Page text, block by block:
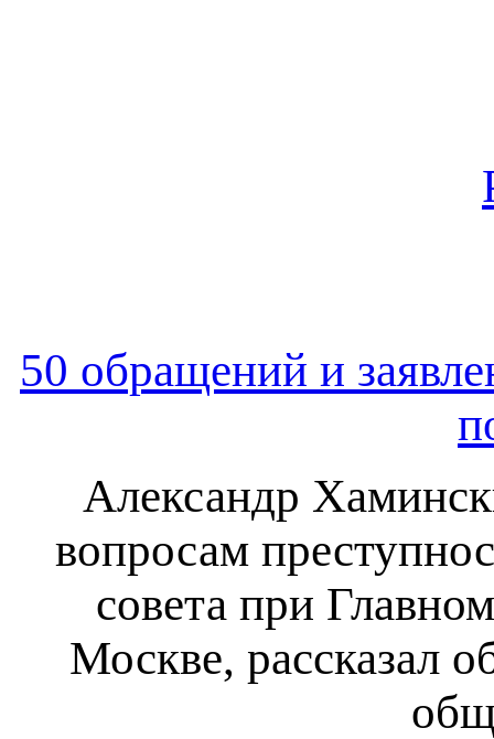
50 обращений и
Александр
вопросам
совета при
Москве, рассказал